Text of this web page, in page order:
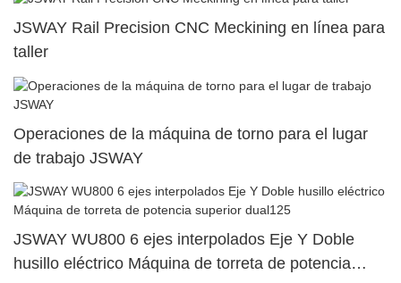
JSWAY Rail Precision CNC Meckining en línea para
taller
Operaciones de la máquina de torno para el lugar
de trabajo JSWAY
JSWAY WU800 6 ejes interpolados Eje Y Doble
husillo eléctrico Máquina de torreta de potencia